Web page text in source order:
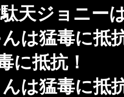
天ジョニー
は猛毒に抵
に抵抗！
は猛毒に抵